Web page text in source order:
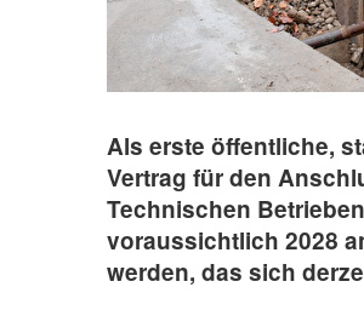
Als erste öffentliche,
Vertrag für den
Technischen
voraussichtlich 2028
werden, das sich